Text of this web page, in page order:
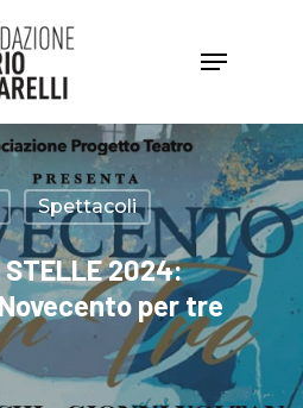
or ESC to close
Spettacoli
STELLE 2024:
per tre